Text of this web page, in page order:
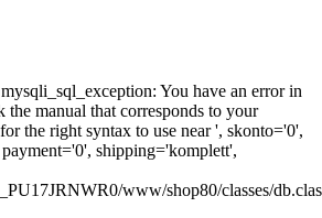
You have an error in
manual that corresponds to your
the right syntax to use near ', skonto='0',
shipping='komplett',
www/shop80/classes/